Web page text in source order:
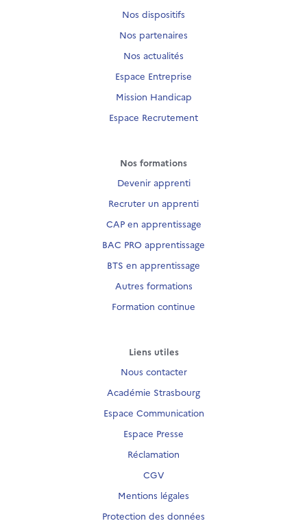
Nos dispositifs
Nos partenaires
Nos actualités
Espace Entreprise
Mission Handicap
Espace Recrutement
Nos formations
Devenir apprenti
Recruter un apprenti
CAP en apprentissage
BAC PRO apprentissage
BTS en apprentissage
Autres formations
Formation continue
Liens utiles
Nous contacter
Académie Strasbourg
Espace Communication
Espace Presse
Réclamation
CGV
Mentions légales
Protection des données